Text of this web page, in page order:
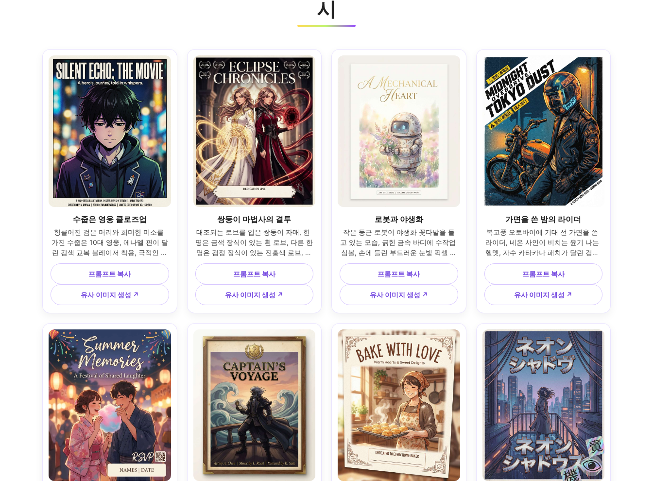
시
수줍은 영웅 클로즈업
헝클어진 검은 머리와 희미한 미소를
가진 수줍은 10대 영웅, 에나멜 핀이 달
린 감색 교복 블레이저 착용, 극적인 애
니메 풍 셰이딩, 부드러운 보케 도시 조
명 배경, 상단에 굵은 영화 제목 타이포
그래피, 타이틀 아래 짧은 태그라인, 은
은한 하프톤 질감, 깔끔한 포스터 테두
리 및 하단 크레딧 블록, 인쇄 준비 완료
색 분리, 세밀한 애니메 일러스트, 선명
한 라인, 리미티드 에디션 포스터 느낌,
85mm 렌즈, 얕은 심도 --ar 4:5
프롬프트 복사
유사 이미지 생성 ↗
쌍둥이 마법사의 결투
대조되는 로브를 입은 쌍둥이 자매, 한
명은 금색 장식이 있는 흰 로브, 다른 한
명은 검정 장식이 있는 진홍색 로브, 등
이 맞닿은 채 빛나는 마법진, 소용돌이
치는 리본 같은 에너지가 그들을 감싸
고, 명암이 뚜렷한 애니메 키아트, 현대
적 세리프 서체의 큰 타이틀, 페스티벌
월계수 스티커, 하단 서명 공간, 종이 질
감, 고급 수집용 포스터 레이아웃,
85mm 렌즈, 얕은 심도, 부드러운 시네
프롬프트 복사
유사 이미지 생성 ↗
로봇과 야생화
작은 둥근 로봇이 야생화 꽃다발을 들
고 있는 모습, 긁힌 금속 바디에 수작업
심볼, 손에 들린 부드러운 눈빛 픽셀 디
스플레이, 파스텔 초원 배경, 부드러운
애니메 스타일의 수채화 렌더링, 상단
금박 효과의 우아한 타이틀, 미니멀 크
레딧 블록, 프레이밍을 위한 여유로운
여백, 따뜻하고 애틋한 분위기, 갤러리
급 포스터 구도, 85mm 렌즈, 얕은 심
도, 부드러운 시네마틱 조명 --ar 4:5
프롬프트 복사
유사 이미지 생성 ↗
가면을 쓴 밤의 라이더
복고풍 오토바이에 기대 선 가면을 쓴
라이더, 네온 사인이 비치는 윤기 나는
헬멧, 자수 카타카나 패치가 달린 검은
가죽 재킷, 거친 애니메 영화 포스터 일
러스트, 대각선 구도에 대담하고 기울
어진 타이틀, 경고 스티커 포인트, 시네
마틱 그레인, 임팩트 있는 한정된 팔레
트, 인쇄 트리밍을 위한 깔끔한 안전 영
역 --ar 4:5
프롬프트 복사
유사 이미지 생성 ↗